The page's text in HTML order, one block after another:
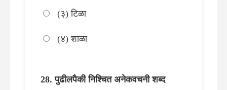
(३) टिळा
(४) शाळा
पुढीलपैकी निश्चित अनेकवचनी शब्द